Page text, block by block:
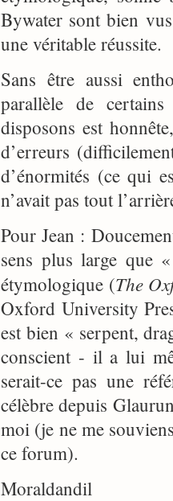
Bywater sont bien
une véritable réussite.
Sans être aussi
parallèle de
disposons est
d’erreurs
d’énormités (ce qui
n’avait pas tout
Pour Jean :
sens plus large que
étymologique (The
Oxford University
est bien « serpent,
conscient - il a lui
serait-ce pas une
célèbre depuis
moi (je ne me
ce forum).
Moraldandil